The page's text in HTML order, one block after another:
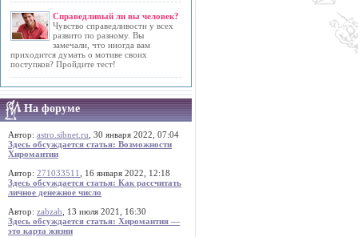
Справедливый ли вы человек?
Чувство справедливости у всех
развито по разному. Вы
замечали, что иногда вам
приходится думать о мотиве своих
поступков? Пройдите тест!
На форуме
Автор: astro.sibnet.ru , 30 января 2022, 07:04
Здесь обсуждается статья: Возможности
Хиромантии
Автор: 271033511
, 16 января 2022, 12:18
Здесь обсуждается статья: Как рассчитать
личное денежное число
Автор: zabzab , 13 июля 2021, 16:30
Здесь обсуждается статья: Хиромантия —
это карта жизни